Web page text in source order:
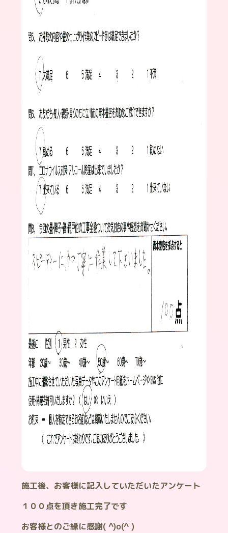
施工後、お客様に記入していただいたアンケート
１００点を頂き施工完了です
お客様とのご縁に感謝( ^)o(^ )